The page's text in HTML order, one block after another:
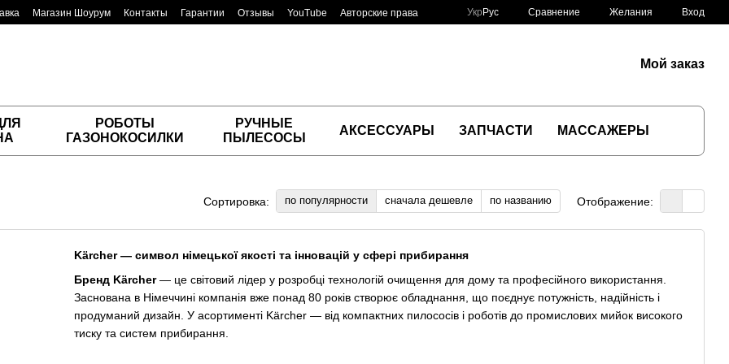
Магазин Шоурум Контакты Гарантии Отзывы YouTube
Авторские права
Укр Рус Сравнение Желания Вход
Мой заказ
РОБОТЫ
ГАЗОНОКОСИЛКИ
РУЧНЫЕ
ПЫЛЕСОСЫ
АКСЕССУАРЫ ЗАПЧАСТИ МАССАЖЕРЫ
Сортировка: по популярности сначала дешевле по названию Отображение:
Kärcher — символ німецької якості та інновацій у сфері прибирання
Бренд Kärcher— це світовий лідер у розробці технологій очищення для дому та професійного використання.
Заснована в Німеччині компанія вже понад 80 років створює обладнання, що поєднує потужність, надійність і
продуманий дизайн. У асортименті Kärcher — від компактних пилососів і роботів до промислових мийок високого
тиску та систем прибирання.